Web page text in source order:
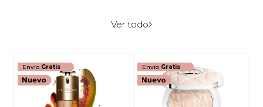
Ver todo
Envío Gratis Envío Gratis